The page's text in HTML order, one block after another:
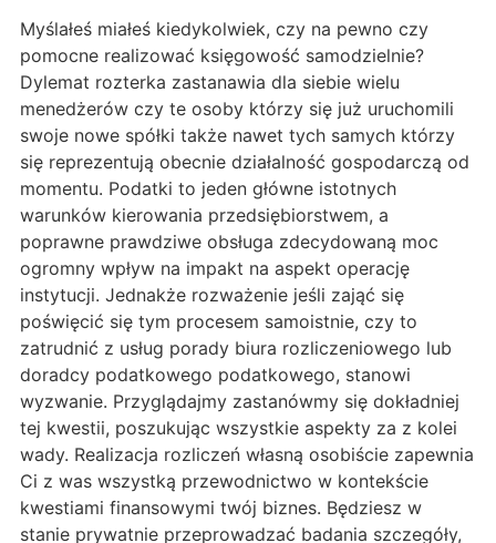
Myślałeś miałeś kiedykolwiek, czy na pewno czy
pomocne realizować księgowość samodzielnie?
Dylemat rozterka zastanawia dla siebie wielu
menedżerów czy te osoby którzy się już uruchomili
swoje nowe spółki także nawet tych samych którzy
się reprezentują obecnie działalność gospodarczą od
momentu. Podatki to jeden główne istotnych
warunków kierowania przedsiębiorstwem, a
poprawne prawdziwe obsługa zdecydowaną moc
ogromny wpływ na impakt na aspekt operację
instytucji. Jednakże rozważenie jeśli zająć się
poświęcić się tym procesem samoistnie, czy to
zatrudnić z usług porady biura rozliczeniowego lub
doradcy podatkowego podatkowego, stanowi
wyzwanie. Przyglądajmy zastanówmy się dokładniej
tej kwestii, poszukując wszystkie aspekty za z kolei
wady. Realizacja rozliczeń własną osobiście zapewnia
Ci z was wszystką przewodnictwo w kontekście
kwestiami finansowymi twój biznes. Będziesz w
stanie prywatnie przeprowadzać badania szczegóły,